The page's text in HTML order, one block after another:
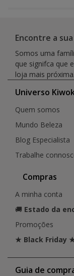
Encontre a
Somos uma
que signifca que
loja mais próxima.
Universo
Quem somos
Mundo Beleza
Blog Especialista
Trabalhe
Compras
A minha conta
🚚 Estado da
Promoções
★ Black Friday
Guia de